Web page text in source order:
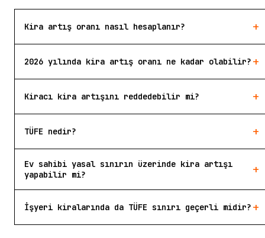
Kira artış oranı nasıl hesaplanır? +
2026 yılında kira artış oranı ne kadar olabilir? +
Kiracı kira artışını reddedebilir mi? +
TÜFE nedir? +
Ev sahibi yasal sınırın üzerinde kira artışı
yapabilir mi?
+
İşyeri kiralarında da TÜFE sınırı geçerli midir? +